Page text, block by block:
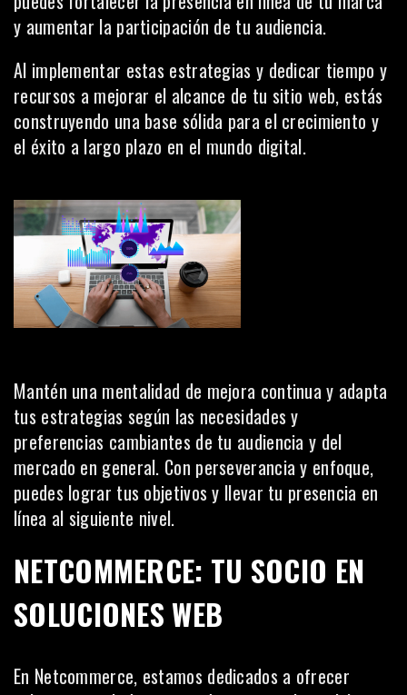
y aumentar la participación de tu audiencia.
Al implementar estas estrategias y dedicar tiempo y
recursos a mejorar el alcance de tu sitio web, estás
construyendo una base sólida para el crecimiento y
el éxito a largo plazo en el mundo digital.
Mantén una mentalidad de mejora continua y adapta
tus estrategias según las necesidades y
preferencias cambiantes de tu audiencia y del
mercado en general. Con perseverancia y enfoque,
puedes lograr tus objetivos y llevar tu presencia en
línea al siguiente nivel.
NETCOMMERCE: TU SOCIO EN
SOLUCIONES WEB
En Netcommerce, estamos dedicados a ofrecer